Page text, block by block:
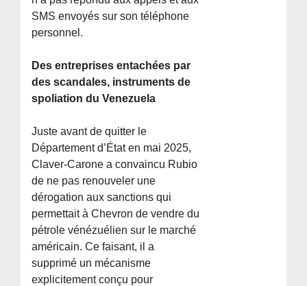
SMS envoyés sur son téléphone
personnel.
Des entreprises entachées par
des scandales, instruments de
spoliation du Venezuela
Juste avant de quitter le
Département d’État en mai 2025,
Claver-Carone a convaincu Rubio
de ne pas renouveler une
dérogation aux sanctions qui
permettait à Chevron de vendre du
pétrole vénézuélien sur le marché
américain. Ce faisant, il a
supprimé un mécanisme
explicitement conçu pour